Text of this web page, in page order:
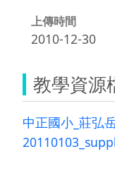
上傳時間
2010-12-30
教學資源
中正國小_莊弘